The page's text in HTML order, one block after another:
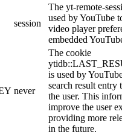
session
The yt-remote-
used by YouTube
video player
embedded
never
The cookie
is used by
search result entry
the user. This
improve the user
providing more
in the future.